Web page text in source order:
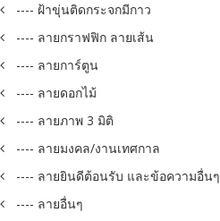
---- ฝ้าขุ่นติดกระจกมีกาว
---- ลายกราฟฟิก ลายเส้น
---- ลายการ์ตูน
---- ลายดอกไม้
---- ลายภาพ 3 มิติ
---- ลายมงคล/งานเทศกาล
---- ลายยินดีต้อนรับ และข้อความอื่นๆ
---- ลายอื่นๆ